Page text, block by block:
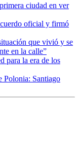
ciudad en ver
oficial y firmó
que vivió y se
en la calle”
para la era de los
Polonia: Santiago